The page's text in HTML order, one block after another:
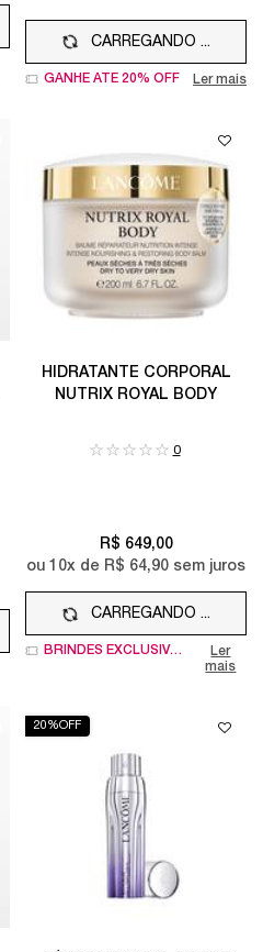
CARREGANDO ...
GANHE ATÉ 20% OFF Ler mais
HIDRATANTE CORPORAL
NUTRIX ROYAL BODY
0
R$ 649,00
ou 10x de R$ 64,90 sem juros
CARREGANDO ...
BRINDES EXCLUSIVOS
Ler
mais
20%OFF